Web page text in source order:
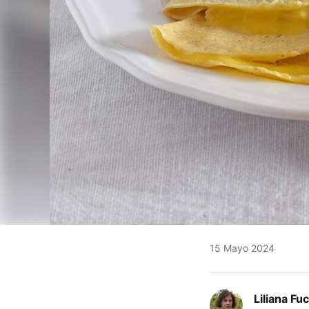
15 Mayo 2024
Liliana